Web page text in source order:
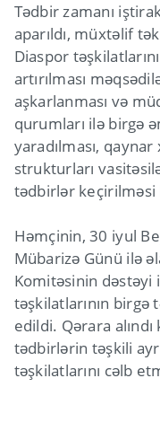
Tədbir zamanı
aparıldı, müxtəlif
Diaspor
artırılması
aşkarlanması və
qurumları ilə birgə
yaradılması,
strukturları
tədbirlər keçirilməsi
Həmçinin, 30 iyul
Mübarizə Günü ilə
Komitəsinin dəstəyi
təşkilatlarının
edildi. Qərara
tədbirlərin təşkili
təşkilatlarını cəlb